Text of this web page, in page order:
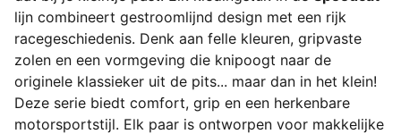
lijn combineert gestroomlijnd design met een rijk
racegeschiedenis. Denk aan felle kleuren, gripvaste
zolen en een vormgeving die knipoogt naar de
originele klassieker uit de pits... maar dan in het klein!
Deze serie biedt comfort, grip en een herkenbare
motorsportstijl. Elk paar is ontworpen voor makkelijke